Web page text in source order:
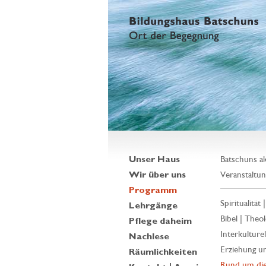
Unser Haus
Wir über uns
Programm
Lehrgänge
Pflege daheim
Nachlese
Räumlichkeiten
Batschuns
Spiritualität
Bibel |
Erziehung